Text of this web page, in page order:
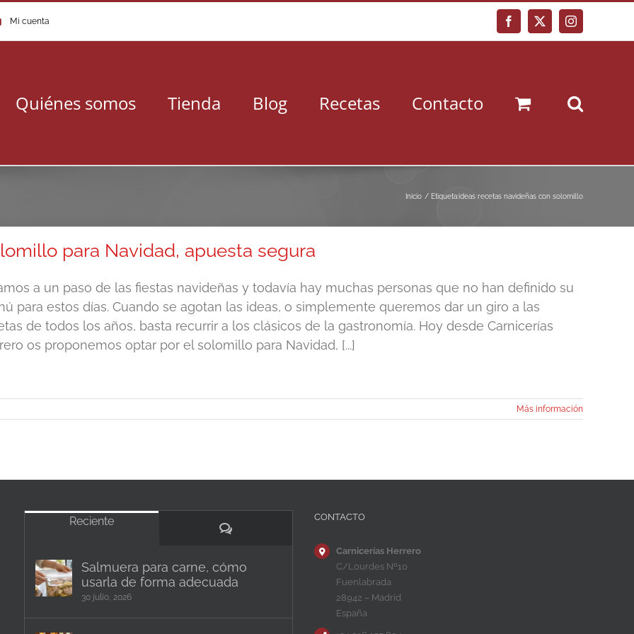
Mi cuenta Facebook
X Instagram
Quiénes somos Tienda Blog Recetas Contacto
Inicio Etiqueta:ideas recetas navideñas con solomillo
para Navidad, apuesta segura
a un paso de las fiestas navideñas y todavía hay muchas personas que no han definido su
para estos días. Cuando se agotan las ideas, o simplemente queremos dar un giro a las
de todos los años, basta recurrir a los clásicos de la gastronomía. Hoy desde Carnicerías
os proponemos optar por el solomillo para Navidad, [...]
Más información
Reciente
Comentarios
Salmuera para carne, cómo
usarla de forma adecuada
30 julio, 2026
CONTACTO
Carnicerías Herrero
C/Lourdes Nº10
Fuenlabrada
28942 – Madrid
España